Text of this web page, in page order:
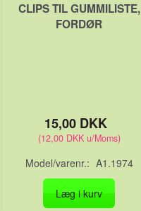
CLIPS TIL GUMMILISTE,
FORDØR
15,00 DKK
(12,00 DKKu/Moms)
Model/varenr.: A1.1974
Læg i kurv